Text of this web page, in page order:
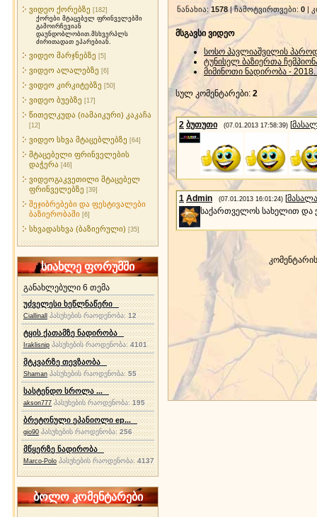
ვიდეო ქორებზე [182]
ქორები მტაცებელ ფრინველებში
გამოირჩევიან
დაუნდობლობით.მსხვერპლს
ძირითადათ ეპარებიან.
ვიდეო მარჯნებზე [5]
ვიდეო ალალებზე [6]
ვიდეო კირკიტებზე [50]
ვიდეო ბუებზე [17]
წითელკუდა (იამაიკური) კაკაჩა
[12]
ვიდეო სხვა მტაცებლებზე [64]
მტაცებელი ფრინველების
დაჭერა [46]
ვიდეოგაკვეთილი მტაცებელ
ფრინველებზე [39]
შეჯიბრებები და ფესტივალები
ბაზიერობაში [6]
სხვადასხვა (ბაზიერული) [35]
სიახლე ფორუმში
განახლებული 6 თემა
უძველესი ხეწლნაწერი
Ciallinall პასუხების რაოდენობა:12
ტყის ქათამზე ნადირობა
Iraklisnip პასუხების რაოდენობა: 4101
მტკვარზე თევზაობა
Shaman პასუხების რაოდენობა:55
სასტენდო სროლა ...
akson777 პასუხების რაოდენობა:195
ბრეტონული ეპანიოლი ep...
gio90 პასუხების რაოდენობა:256
მწყერზე ნადირობა
Marco-Polo პასუხების რაოდენობა:4137
ბოლო კომენტარები
ნანახია:1578|ჩამოტვირთვები: 0 |
მსგავსი ვიდეო
სოსო პავლიაშვილის
ტუნისელ ბაზიერთა
მიმინოთი ნადირობა -
სულ კომენტარები: 2
2 ბუთუთი (07.01.2013 17:58:39) [
1 Admin (07.01.2013 16:01:24) [მასალა
საქართველოს სახელით და